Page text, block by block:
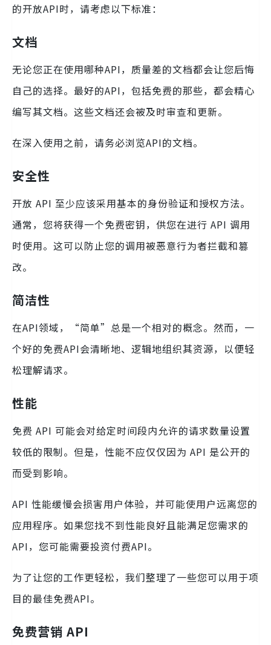
的开放API时，请考虑以下标准：
文档
无论您正在使用哪种API，质量差的文档都会让您后悔
自己的选择。最好的API，包括免费的那些，都会精心
编写其文档。这些文档还会被及时审查和更新。
在深入使用之前，请务必浏览API的文档。
安全性
开放 API 至少应该采用基本的身份验证和授权方法。
通常，您将获得一个免费密钥，供您在进行 API 调用
时使用。这可以防止您的调用被恶意行为者拦截和篡
改。
简洁性
在API领域，“简单”总是一个相对的概念。然而，一
个好的免费API会清晰地、逻辑地组织其资源，以便轻
松理解请求。
性能
免费 API 可能会对给定时间段内允许的请求数量设置
较低的限制。但是，性能不应仅仅因为 API 是公开的
而受到影响。
API 性能缓慢会损害用户体验，并可能使用户远离您的
应用程序。如果您找不到性能良好且能满足您需求的
API，您可能需要投资付费API。
为了让您的工作更轻松，我们整理了一些您可以用于项
目的最佳免费API。
免费营销 API